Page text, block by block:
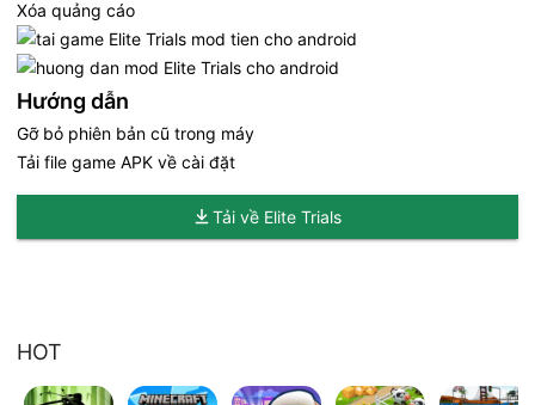
Xóa quảng cáo
Hướng dẫn
Gỡ bỏ phiên bản cũ trong máy
Tải file game APK về cài đặt
Tải về Elite Trials
HOT